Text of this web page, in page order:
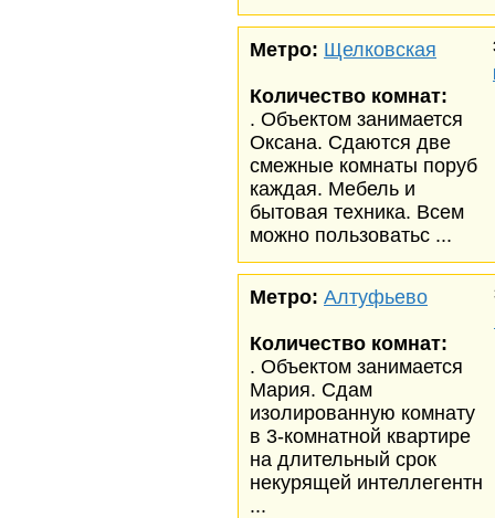
Метро: Щелковская
Количество комнат:
. Объектом занимается
Оксана. Сдаются две
смежные комнаты поруб
каждая. Мебель и
бытовая техника. Всем
можно пользоватьс ...
Метро: Алтуфьево
Количество комнат:
. Объектом занимается
Мария. Сдам
изолированную комнату
в 3-комнатной квартире
на длительный срок
некурящей интеллегентн
...